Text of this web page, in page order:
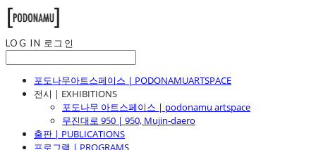
LOG IN 로그인
포도나무아트스페이스 | PODONAMUARTSPACE
전시 | EXHIBITIONS
포도나무 아트스페이스 | podonamu artspace
무진대로 950 | 950, Mujin-daero
출판 | PUBLICATIONS
프로그램 | PROGRAMS